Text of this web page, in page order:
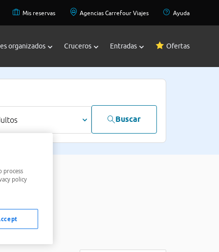
Mis reservas Agencias Carrefour Viajes Ayuda
organizados Cruceros Entradas Ofertas
Buscar
process
policy